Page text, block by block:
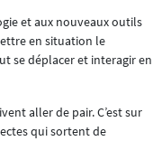
et aux nouveaux outils
en situation le
se déplacer et interagir en
aller de pair. C’est sur
qui sortent de